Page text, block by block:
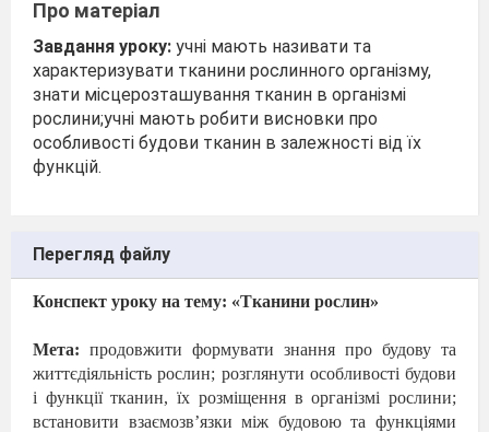
Про матеріал
Завдання уроку: учні мають називати та
характеризувати тканини рослинного організму,
знати місцерозташування тканин в організмі
рослини;учні мають робити висновки про
особливості будови тканин в залежності від їх
функцій.
Перегляд файлу
Конспект уроку на тему: «Тканини рослин»
Мета: продовжити формувати знання про будову та
життєдіяльність рослин; розглянути особливості будови
і функції тканин, їх розміщення в організмі рослини;
встановити взаємозв’язки між будовою та функціями